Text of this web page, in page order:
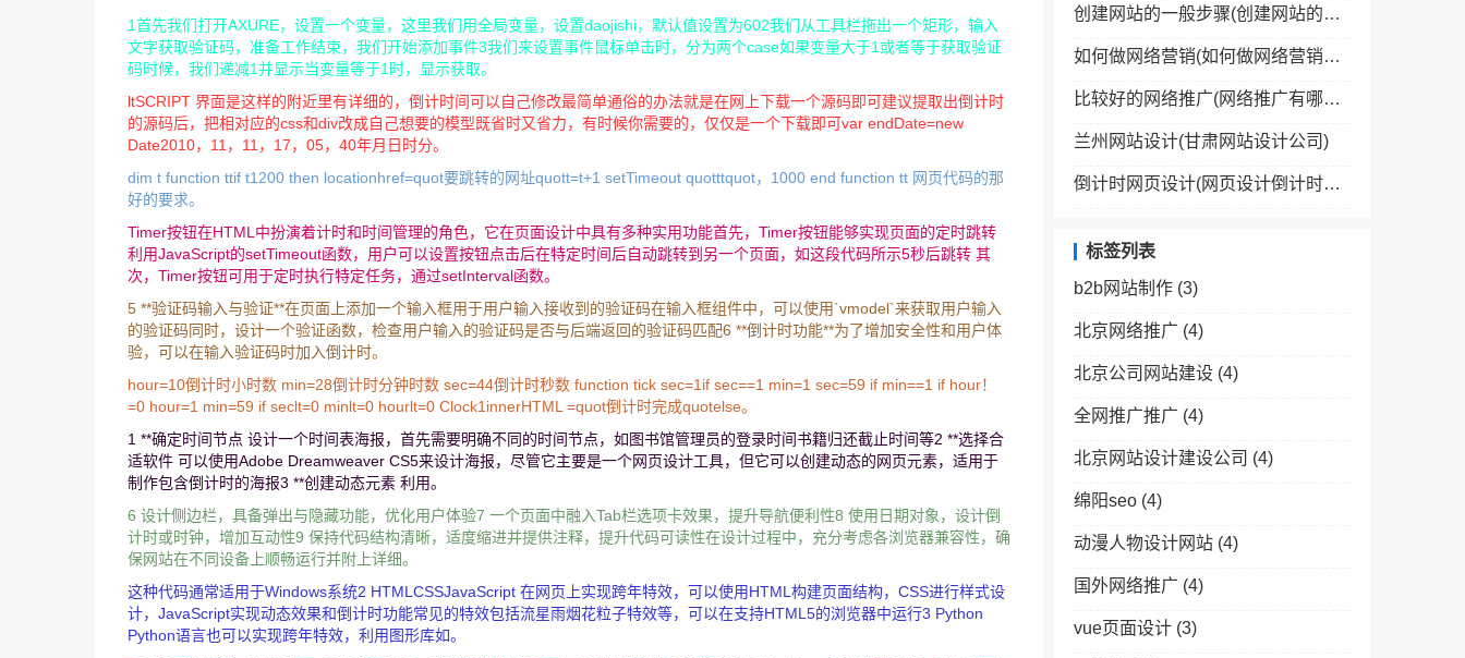
1首先我们打开AXURE，设置一个变量，这里我们用全局变量，设置daojishi，默认值设置为602我们从工具栏拖出一个矩形，输入
文字获取验证码，准备工作结束，我们开始添加事件3我们来设置事件鼠标单击时，分为两个case如果变量大于1或者等于获取验证
码时候，我们递减1并显示当变量等于1时，显示获取。
ltSCRIPT 界面是这样的附近里有详细的，倒计时间可以自己修改最简单通俗的办法就是在网上下载一个源码即可建议提取出倒计时
的源码后，把相对应的css和div改成自己想要的模型既省时又省力，有时候你需要的，仅仅是一个下载即可var endDate=new
Date2010，11，11，17，05，40年月日时分。
dim t function ttif t1200 then locationhref=quot要跳转的网址quott=t+1 setTimeout quotttquot，1000 end function tt 网页代码的那
好的要求。
Timer按钮在HTML中扮演着计时和时间管理的角色，它在页面设计中具有多种实用功能首先，Timer按钮能够实现页面的定时跳转
利用JavaScript的setTimeout函数，用户可以设置按钮点击后在特定时间后自动跳转到另一个页面，如这段代码所示5秒后跳转 其
次，Timer按钮可用于定时执行特定任务，通过setInterval函数。
5 **验证码输入与验证**在页面上添加一个输入框用于用户输入接收到的验证码在输入框组件中，可以使用`vmodel`来获取用户输入
的验证码同时，设计一个验证函数，检查用户输入的验证码是否与后端返回的验证码匹配6 **倒计时功能**为了增加安全性和用户体
验，可以在输入验证码时加入倒计时。
hour=10倒计时小时数 min=28倒计时分钟时数 sec=44倒计时秒数 function tick sec=1if sec==1 min=1 sec=59 if min==1 if hour！
=0 hour=1 min=59 if seclt=0 minlt=0 hourlt=0 Clock1innerHTML =quot倒计时完成quotelse。
1 **确定时间节点 设计一个时间表海报，首先需要明确不同的时间节点，如图书馆管理员的登录时间书籍归还截止时间等2 **选择合
适软件 可以使用Adobe Dreamweaver CS5来设计海报，尽管它主要是一个网页设计工具，但它可以创建动态的网页元素，适用于
制作包含倒计时的海报3 **创建动态元素 利用。
6 设计侧边栏，具备弹出与隐藏功能，优化用户体验7 一个页面中融入Tab栏选项卡效果，提升导航便利性8 使用日期对象，设计倒
计时或时钟，增加互动性9 保持代码结构清晰，适度缩进并提供注释，提升代码可读性在设计过程中，充分考虑各浏览器兼容性，确
保网站在不同设备上顺畅运行并附上详细。
这种代码通常适用于Windows系统2 HTMLCSSJavaScript 在网页上实现跨年特效，可以使用HTML构建页面结构，CSS进行样式设
计，JavaScript实现动态效果和倒计时功能常见的特效包括流星雨烟花粒子特效等，可以在支持HTML5的浏览器中运行3 Python
Python语言也可以实现跨年特效，利用图形库如。
创建网站的一般步骤(创建网站的一般步骤包括)
如何做网络营销(如何做网络营销经理)
比较好的网络推广(网络推广有哪些网络平台)
兰州网站设计(甘肃网站设计公司)
倒计时网页设计(网页设计倒计时效果怎么弄)
标签列表
b2b网站制作 (3)
北京网络推广 (4)
北京公司网站建设 (4)
全网推广推广 (4)
北京网站设计建设公司 (4)
绵阳seo (4)
动漫人物设计网站 (4)
国外网络推广 (4)
vue页面设计 (3)